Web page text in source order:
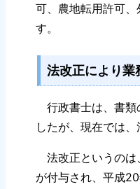
可、農地転用許可
す。
法改正により業
行政書士は、書類
したが、現在では
法改正というのは
が付与され、平成